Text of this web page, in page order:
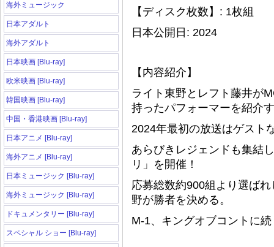
海外ミュージック
日本アダルト
海外アダルト
日本映画 [Blu-ray]
欧米映画 [Blu-ray]
韓国映画 [Blu-ray]
中国・香港映画 [Blu-ray]
日本アニメ [Blu-ray]
海外アニメ [Blu-ray]
日本ミュージック [Blu-ray]
海外ミュージック [Blu-ray]
ドキュメンタリー [Blu-ray]
スペシャル ショー [Blu-ray]
【ディスク枚数】: 1枚組
日本公開日: 2024
【内容紹介】
ライト東野とレフト藤井が
持ったパフォーマーを紹介
2024年最初の放送はゲスト
あらびきレジェンドも集結
リ」を開催！
応募総数約900組より選ば
野が勝者を決める。
M-1、キングオブコントに